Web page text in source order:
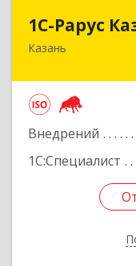
1С-Рарус
Казань
Внедрений
1С:Специалист
420088,